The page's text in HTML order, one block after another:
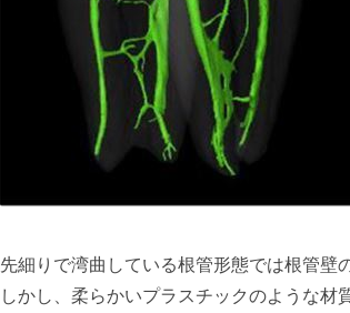
先細りで湾曲している根管形態では根管壁
しかし、柔らかいプラスチックのような